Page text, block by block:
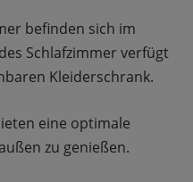
befinden sich im
Schlafzimmer verfügt
Kleiderschrank.
eine optimale
zu genießen.